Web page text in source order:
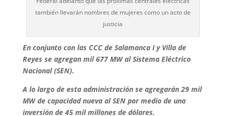
también llevarán nombres de mujeres como un acto de
justicia
En conjunto con las CCC de Salamanca I y Villa de
Reyes se agregan mil 677 MW al Sistema Eléctrico
Nacional (SEN).
A lo largo de esta administración se agregarán 29 mil
MW de capacidad nueva al SEN por medio de una
inversión de 45 mil millones de dólares.